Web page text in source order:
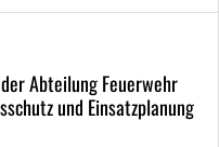
Abteilung Feuerwehr
und Einsatzplanung